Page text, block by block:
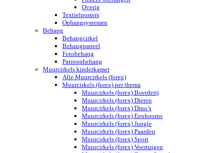
Overig
Textielposters
Ophangsystemen
Behang
Behangcirkel
Behangpaneel
Fotobehang
Patroonbehang
Muurcirkels kinderkamer
Alle Muurcirkels (forex)
Muurcirkels (forex) per thema
Muurcirkels (forex) Boerderij
Muurcirkels (forex) Dieren
Muurcirkels (forex) Dino’s
Muurcirkels (forex) Eenhoorns
Muurcirkels (forex) Jungle
Muurcirkels (forex) Paarden
Muurcirkels (forex) Sport
Muurcirkels (forex) Voertuigen